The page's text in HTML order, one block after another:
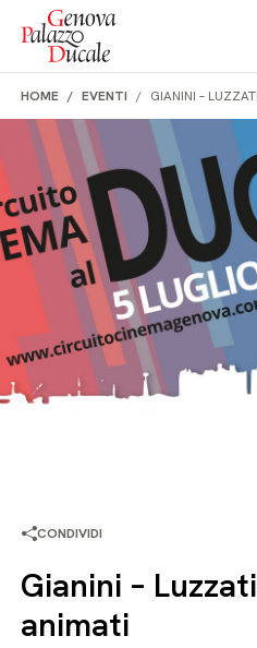
Salta al contenuto
HOME EVENTI GIANINI –
CONDIVIDI
Gianini –
animati